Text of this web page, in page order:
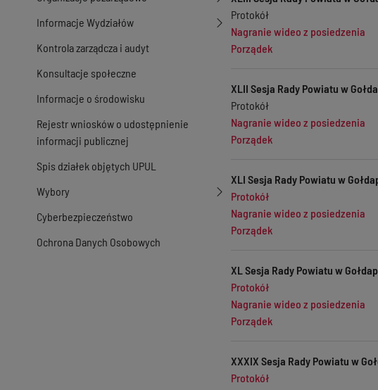
Informacje Wydziałów
Kontrola zarządcza i audyt
Konsultacje społeczne
Informacje o środowisku
Rejestr wniosków o udostępnienie
informacji publicznej
Spis działek objętych UPUL
Wybory
Cyberbezpieczeństwo
Ochrona Danych Osobowych
Protokół
Nagranie wideo z posiedzenia
Porządek
XLII Sesja Rady Powiatu w
Protokół
Nagranie wideo z posiedzenia
Porządek
XLI Sesja Rady Powiatu w
Protokół
Nagranie wideo z posiedzenia
Porządek
XL Sesja Rady Powiatu w
Protokół
Nagranie wideo z posiedzenia
Porządek
XXXIX Sesja Rady Powiatu w
Protokół